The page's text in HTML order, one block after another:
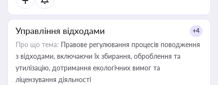
Управління відходами +4
Про що тема: Правове регулювання процесів поводження
з відходами, включаючи їх збирання, оброблення та
утилізацію, дотримання екологічних вимог та
ліцензування діяльності